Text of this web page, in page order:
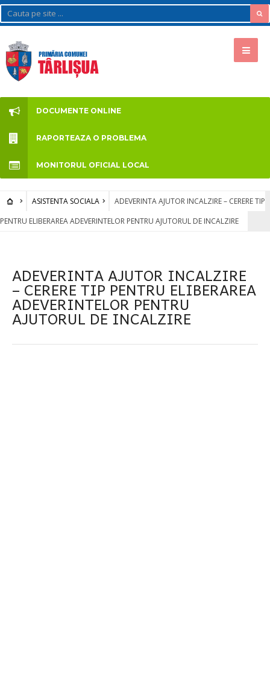
DOCUMENTE ONLINE
RAPORTEAZA O PROBLEMA
MONITORUL OFICIAL LOCAL
ASISTENTA SOCIALA
ADEVERINTA AJUTOR INCALZIRE – CERERE TIP
PENTRU ELIBERAREA ADEVERINTELOR PENTRU AJUTORUL DE INCALZIRE
ADEVERINTA AJUTOR INCALZIRE
– CERERE TIP PENTRU ELIBERAREA
ADEVERINTELOR PENTRU
AJUTORUL DE INCALZIRE